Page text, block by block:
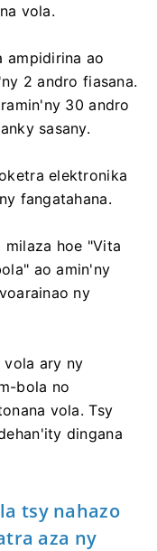
vola.
ampidirina ao
2 andro fiasana.
30 andro
sasany.
elektronika
fangatahana.
milaza hoe "Vita
ao amin'ny
ny
vola ary ny
bola no
vola. Tsy
dingana
tsy nahazo
aza ny